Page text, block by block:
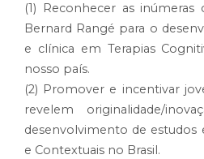
(1) Reconhecer as
Bernard Rangé para o
e clínica em Terapias
nosso país.
(2) Promover e incentivar
revelem originalidade/
desenvolvimento de estudos
e Contextuais no Brasil.